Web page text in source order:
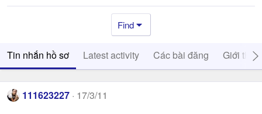
Find
Tin nhắn hồ sơ Latest activity Các bài đăng Giới thiệu
111623227 17/3/11